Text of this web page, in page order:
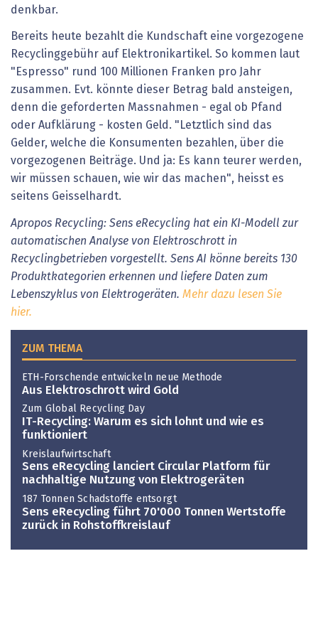
denkbar.
Bereits heute bezahlt die Kundschaft eine vorgezogene
Recyclinggebühr auf Elektronikartikel. So kommen laut
"Espresso" rund 100 Millionen Franken pro Jahr
zusammen. Evt. könnte dieser Betrag bald ansteigen,
denn die geforderten Massnahmen - egal ob Pfand
oder Aufklärung - kosten Geld. "Letztlich sind das
Gelder, welche die Konsumenten bezahlen, über die
vorgezogenen Beiträge. Und ja: Es kann teurer werden,
wir müssen schauen, wie wir das machen", heisst es
seitens Geisselhardt.
Apropos Recycling: Sens eRecycling hat ein KI-Modell zur
automatischen Analyse von Elektroschrott in
Recyclingbetrieben vorgestellt. Sens AI könne bereits 130
Produktkategorien erkennen und liefere Daten zum
Lebenszyklus von Elektrogeräten. Mehr dazu lesen Sie
hier.
ZUM THEMA
ETH-Forschende entwickeln neue Methode
Aus Elektroschrott wird Gold
Zum Global Recycling Day
IT-Recycling: Warum es sich lohnt und wie es
funktioniert
Kreislaufwirtschaft
Sens eRecycling lanciert Circular Platform für
nachhaltige Nutzung von Elektrogeräten
187 Tonnen Schadstoffe entsorgt
Sens eRecycling führt 70'000 Tonnen Wertstoffe
zurück in Rohstoffkreislauf